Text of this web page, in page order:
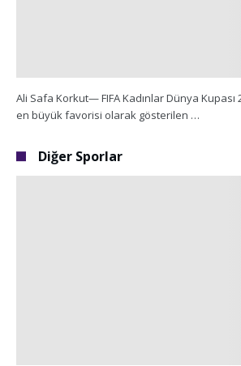
Ali Safa Korkut— FIFA Kadınlar Dünya Kupası
en büyük favorisi olarak gösterilen …
Diğer Sporlar